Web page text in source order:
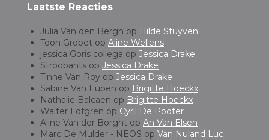
Laatste Reacties
Julia Van den Bergh op Hilde Stuyven
Toon Grobet op Aline Wellens
jessica Goris collega op Jessica Drake
Stroobants op Jessica Drake
Tinne Van Roy op Jessica Drake
Sabine Van Eupen op Brigitte Hoeckx
Nathalie Balcaen op Brigitte Hoeckx
Walter Löfgren op Cyril De Pooter
Aline Van der Borght op An Van Elsen
Marc De Mulder - NEOS op Van Nuland Luc